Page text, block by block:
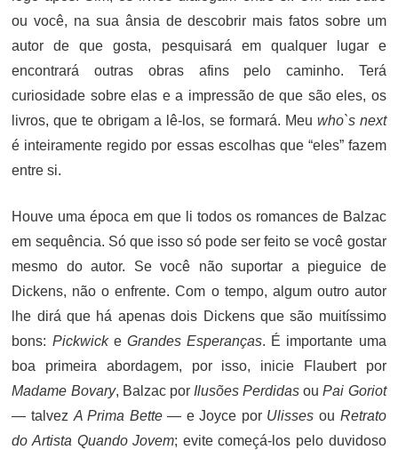
ou você, na sua ânsia de descobrir mais fatos sobre um
autor de que gosta, pesquisará em qualquer lugar e
encontrará outras obras afins pelo caminho. Terá
curiosidade sobre elas e a impressão de que são eles, os
livros, que te obrigam a lê-los, se formará. Meu who`s next
é inteiramente regido por essas escolhas que “eles” fazem
entre si.
Houve uma época em que li todos os romances de Balzac
em sequência. Só que isso só pode ser feito se você gostar
mesmo do autor. Se você não suportar a pieguice de
Dickens, não o enfrente. Com o tempo, algum outro autor
lhe dirá que há apenas dois Dickens que são muitíssimo
bons: Pickwicke Grandes Esperanças. É importante uma
boa primeira abordagem, por isso, inicie Flaubert por
Madame Bovary, Balzac por Ilusões Perdidas ouPai Goriot
— talvez A Prima Bette— e Joyce por Ulisses ou Retrato
do Artista Quando Jovem; evite começá-los pelo duvidoso